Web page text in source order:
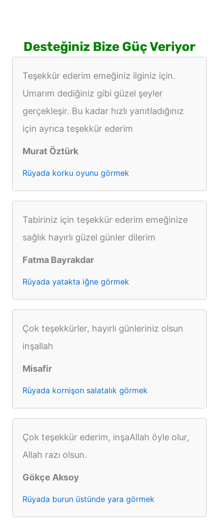
Desteğiniz Bize Güç Veriyor
Teşekkür ederim emeğiniz ilginiz için.
Umarım dediğiniz gibi güzel şeyler
gerçekleşir. Bu kadar hızlı yanıtladığınız
için ayrıca teşekkür ederim
Murat Öztürk
Rüyada korku oyunu görmek
Tabiriniz için teşekkür ederim emeğinize
sağlık hayırlı güzel günler dilerim
Fatma Bayrakdar
Rüyada yatakta iğne görmek
Çok teşekkürler, hayırlı günleriniz olsun
inşallah
Misafir
Rüyada kornişon salatalık görmek
Çok teşekkür ederim, inşaAllah öyle olur,
Allah razı olsun.
Gökçe Aksoy
Rüyada burun üstünde yara görmek